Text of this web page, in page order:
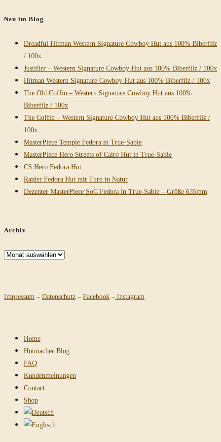
Neu im Blog
Dreadful Hitman Western Signature Cowboy Hut aus 100% Biberfilz
/ 100x
Justifier – Western Signature Cowboy Hut aus 100% Biberfilz / 100x
Hitman Western Signature Cowboy Hut aus 100% Biberfilz / 100x
The Old Coffin – Western Signature Cowboy Hut aus 100%
Biberfilz / 100x
The Coffin – Western Signature Cowboy Hut aus 100% Biberfilz /
100x
MasterPiece Temple Fedora in True-Sable
MasterPiece Hero Streets of Cairo Hut in True-Sable
CS Hero Fedora Hut
Raider Fedora Hut mit Turn in Natur
Dezenter MasterPiece SoC Fedora in True-Sable – Größe 635mm
Archiv
Archiv
Impressum – Datenschutz – Facebook – Instagram
Home
Hutmacher Blog
FAQ
Kundenmeinungen
Contact
Shop